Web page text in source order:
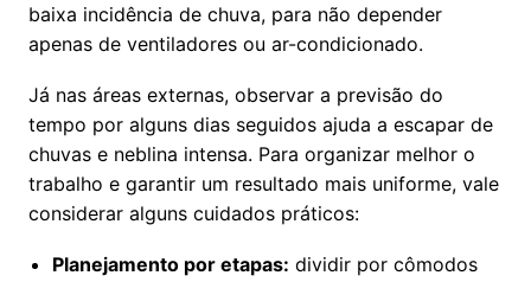
baixa incidência de chuva, para não depender
apenas de ventiladores ou ar-condicionado.
Já nas áreas externas, observar a previsão do
tempo por alguns dias seguidos ajuda a escapar de
chuvas e neblina intensa. Para organizar melhor o
trabalho e garantir um resultado mais uniforme, vale
considerar alguns cuidados práticos:
Planejamento por etapas: dividir por cômodos